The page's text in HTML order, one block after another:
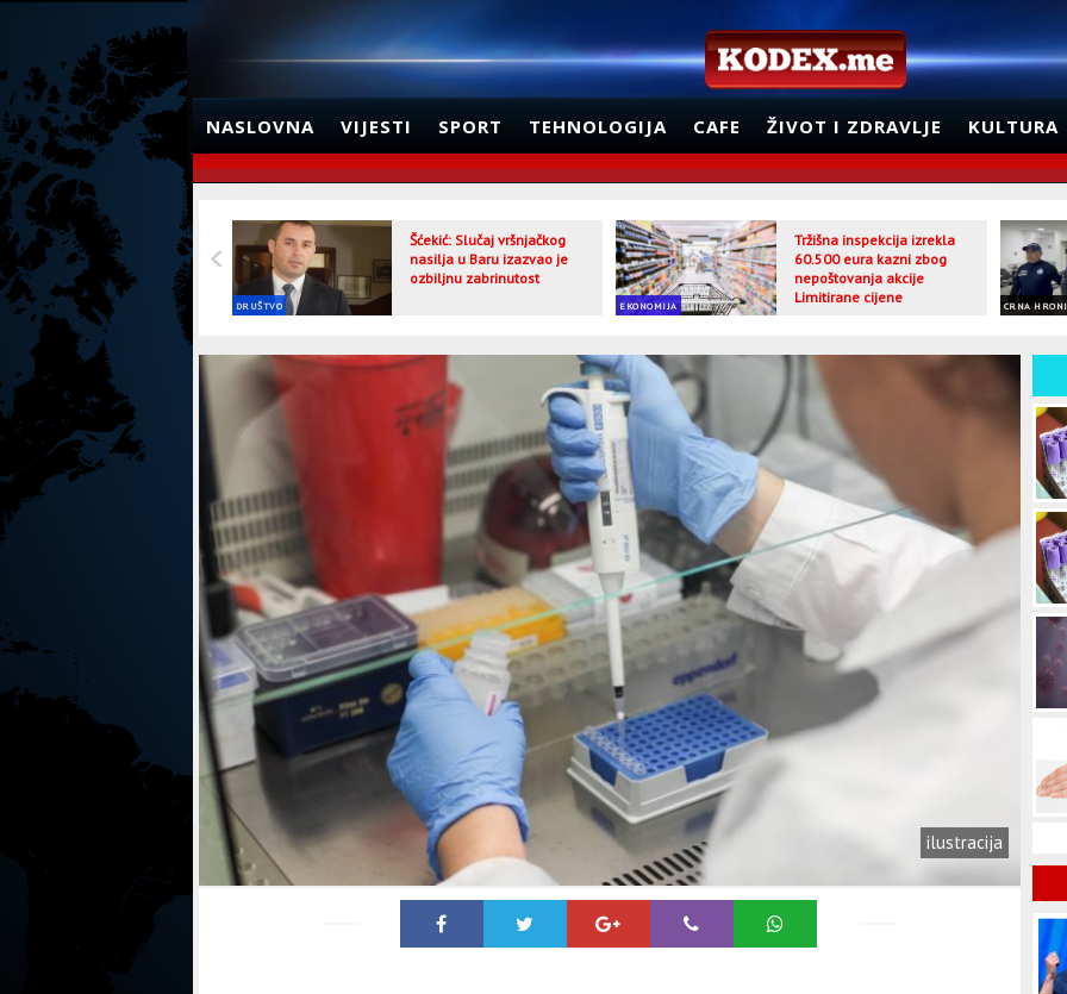
NASLOVNA VIJESTI SPORT TEHNOLOGIJA CAFE ŽIVOT I ZDRAVLJE KULTURA
DRUŠTVO
Šćekić: Slučaj vršnjačkog
nasilja u Baru izazvao je
ozbiljnu zabrinutost
EKONOMIJA
Tržišna inspekcija izrekla
60.500 eura kazni zbog
nepoštovanja akcije
Limitirane cijene
CRNA
ilustracija